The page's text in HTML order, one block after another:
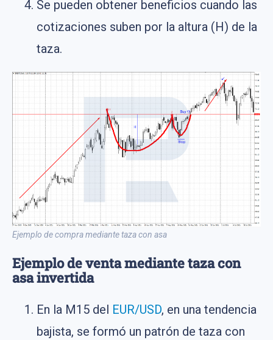
Se pueden obtener beneficios cuando las
cotizaciones suben por la altura (H) de la
taza.
Ejemplo de compra mediante taza con asa
Ejemplo de venta mediante taza con
asa invertida
En la M15 del EUR/USD, en una tendencia
bajista, se formó un patrón de taza con